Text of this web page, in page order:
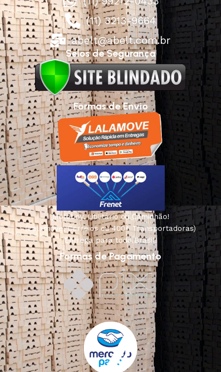
(11) 3213-9664
abelt@abelt.com.br
Selos de Segurança
Formas de Envio
Motoboy, Utilitário ou Caminhão!
(Lalamove, Correios ou 400+ Transportadoras)
Entrega para todo Brasil!
Formas de Pagamento